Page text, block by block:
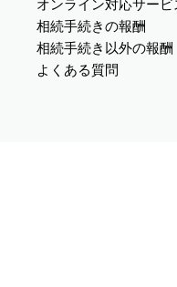
オンライン対応サー
相続手続きの報酬
相続手続き以外の報酬
よくある質問